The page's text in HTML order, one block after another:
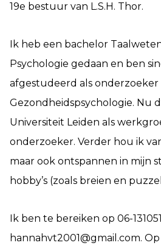
19e bestuur van L.S.H. Thor.
Ik heb een bachelor
Psychologie gedaan en ben
afgestudeerd als onderzoeker
Gezondheidspsychologie. Nu
Universiteit Leiden als
onderzoeker. Verder hou ik
maar ook ontspannen in mijn
hobby’s (zoals breien en
Ik ben te bereiken op 06-
hannahvt2001@gmail.com.